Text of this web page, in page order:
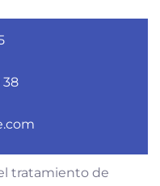
38
tratamiento de